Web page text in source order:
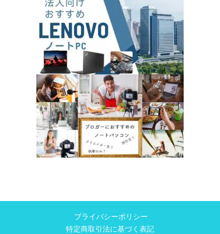
プライバシーポリシー
特定商取引法に基づく表記